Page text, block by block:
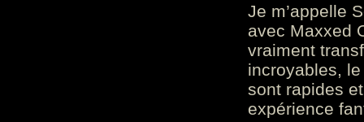
Je m’appelle
avec Maxxed
vraiment
incroyables,
sont rapides
expérience